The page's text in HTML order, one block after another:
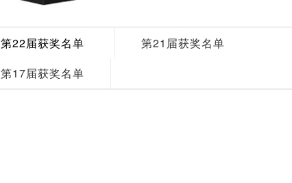
第22届获奖名单
第21届获奖名单
第17届获奖名单